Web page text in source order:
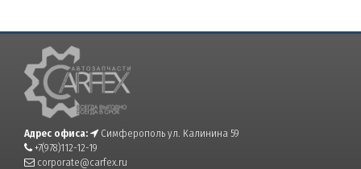
Адрес офиса:
Симферополь ул. Калинина 59
+7(978)112-12-19
corporate@carfex.ru